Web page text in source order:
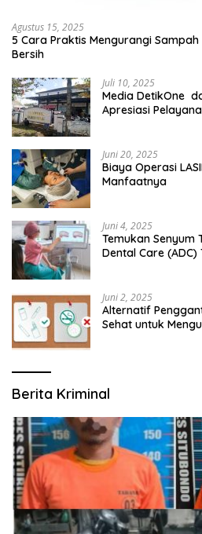
Agustus 15, 2025
5 Cara Praktis Mengurangi
Bersih
Juli 10, 2025
Media DetikOne
Apresiasi
Juni 20, 2025
Biaya Operasi
Manfaatnya
Juni 4, 2025
Temukan Senyum
Dental Care
Juni 2, 2025
Alternatif
Sehat untuk
Berita Kriminal